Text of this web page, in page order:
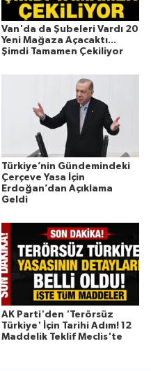
Van'da da Şubeleri Vardı 20
Yeni Mağaza Açacaktı...
Şimdi Tamamen Çekiliyor
Türkiye’nin Gündemindeki
Çerçeve Yasa İçin
Erdoğan’dan Açıklama
Geldi
AK Parti'den 'Terörsüz
Türkiye' İçin Tarihi Adım! 12
Maddelik Teklif Meclis'te